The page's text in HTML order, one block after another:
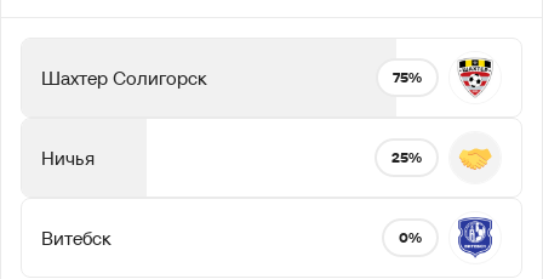
Шахтер Солигорск 75%
Ничья 25%
Витебск 0%